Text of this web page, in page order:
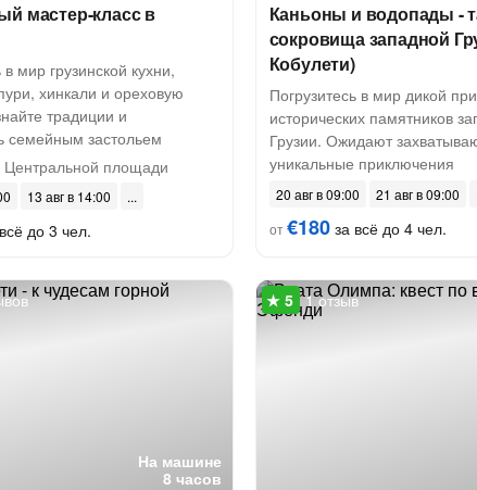
мастер-класс в
в мир грузинской кухни,
хинкали и ореховую
традиции и
семейным застольем
площади
13 авг в 14:00
до 3 чел.
Каньоны и водопады -
сокровища западной
Кобулети)
Погрузитесь в мир дикой
исторических памятников
Грузии. Ожидают
уникальные приключения
20 авг в 09:00
21 авг в 09:00
от€180за всё до 4 чел.
На машине
8 часов
1 отзыв